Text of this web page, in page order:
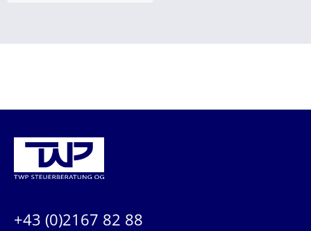
+43 (0)2167 82 88